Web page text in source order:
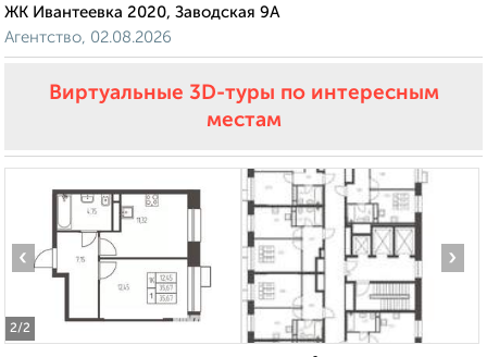
ЖК Ивантеевка 2020, Заводская 9А
Агентство, 02.08.2026
Виртуальные 3D-туры по интересным
местам
2/2
‹ ›